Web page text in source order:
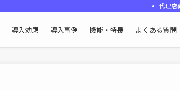
代理店
導入効果 導入事例 機能・特長 よくある質問